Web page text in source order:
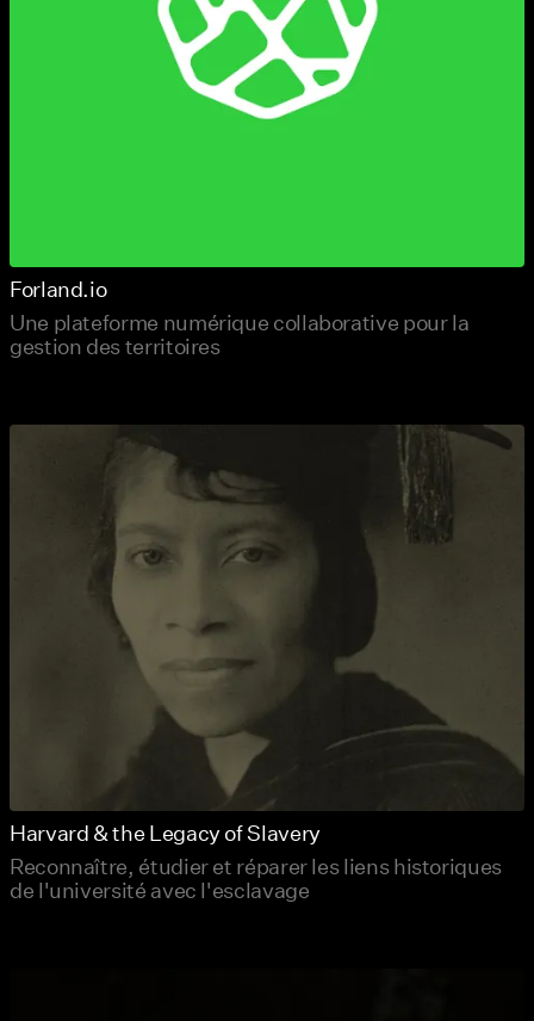
Forland.io
Une plateforme numérique collaborative pour la
gestion des territoires
Harvard & the Legacy of Slavery
Reconnaître, étudier et réparer les liens historiques
de l'université avec l'esclavage